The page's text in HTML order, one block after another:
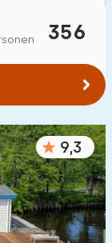
356
9,3